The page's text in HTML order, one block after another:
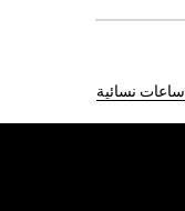
ساعات نسائية